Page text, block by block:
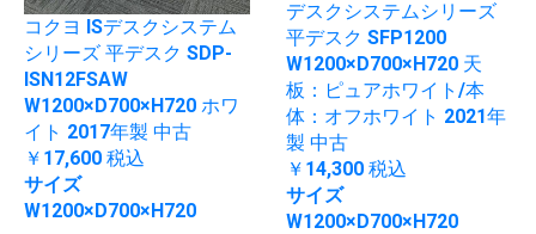
コクヨ ISデスクシステム
シリーズ 平デスク SDP-
ISN12FSAW
W1200×D700×H720 ホワ
イト 2017年製 中古
￥17,600 税込
サイズ
W1200×D700×H720
デスクシステムシリーズ
平デスク SFP1200
W1200×D700×H720 天
板：ピュアホワイト/本
体：オフホワイト 2021年
製 中古
￥14,300 税込
サイズ
W1200×D700×H720